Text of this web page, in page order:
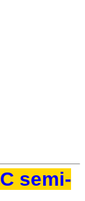
semi-